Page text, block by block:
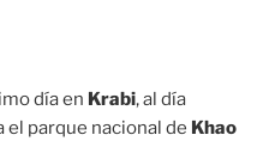
día en Krabi, al día
parque nacional de Khao